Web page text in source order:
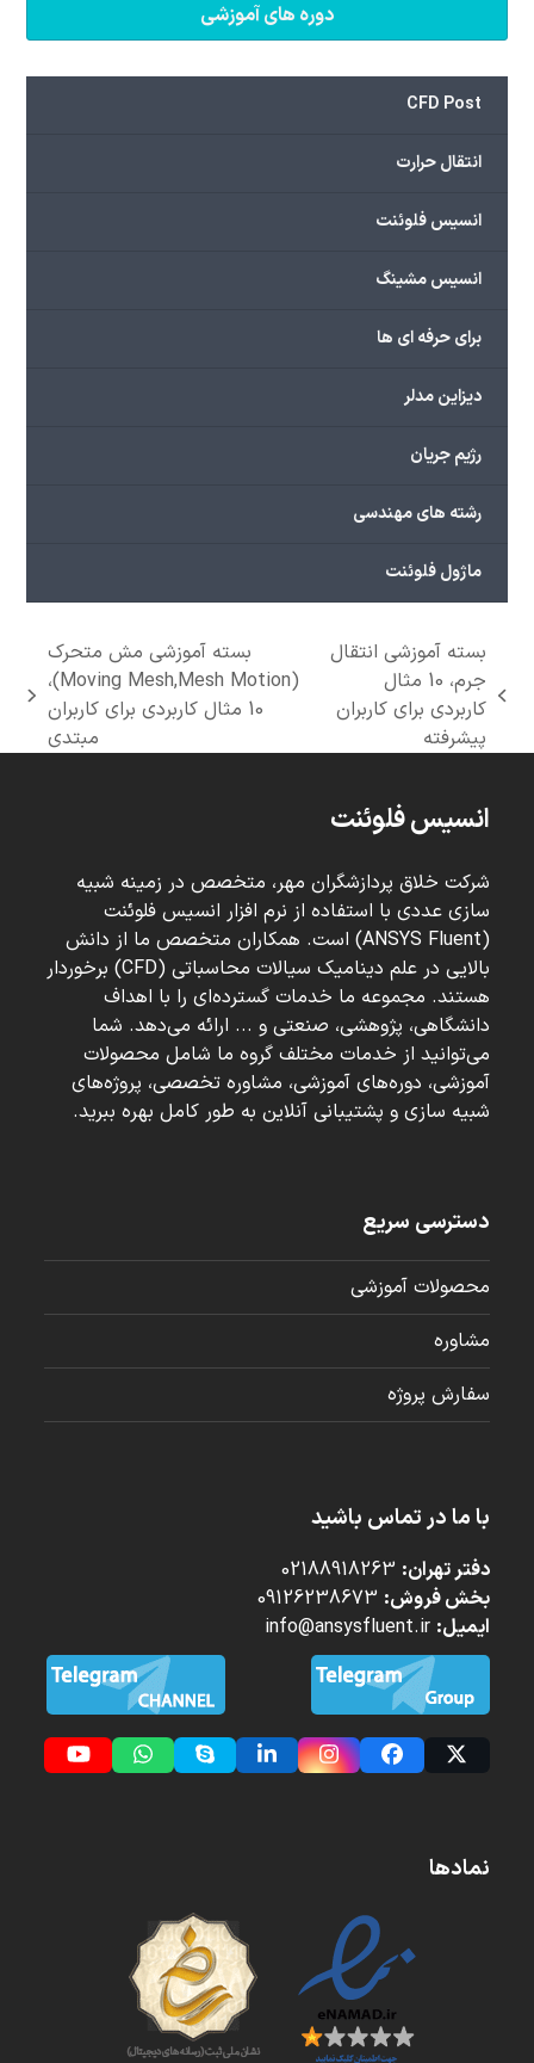
دوره های آموزشی
CFD Post
انتقال حرارت
انسیس فلوئنت
انسیس مشینگ
برای حرفه ای ها
دیزاین مدلر
رژیم جریان
رشته های مهندسی
ماژول فلوئنت
previous
post:
بسته آموزشی انتقال
جرم، 10 مثال
کاربردی برای کاربران
پیشرفته
بسته آموزشی مش متحرک
(Moving Mesh,Mesh Motion)،
10 مثال کاربردی برای کاربران
مبتدی
انسیس فلوئنت
شرکت خلاق پردازشگران مهر، متخصص در زمینه شبیه
سازی عددی با استفاده از نرم افزار انسیس فلوئنت
(ANSYS Fluent) است. همکاران متخصص ما از دانش
بالایی در علم دینامیک سیالات محاسباتی (CFD) برخوردار
هستند. مجموعه ما خدمات گسترده‌ای را با اهداف
دانشگاهی، پژوهشی، صنعتی و ... ارائه می‌دهد. شما
می‌توانید از خدمات مختلف گروه ما شامل محصولات
آموزشی، دوره‌های آموزشی، مشاوره تخصصی، پروژه‌های
شبیه سازی و پشتیبانی آنلاین به طور کامل بهره ببرید.
دسترسی سریع
محصولات آموزشی
مشاوره
سفارش پروژه
با ما در تماس باشید
دفتر تهران:
بخش فروش:
ایمیل: info@ansysfluent.ir
Twitter
Facebook
Instagram
LinkedIn
Skype
Whatsapp
نمادها